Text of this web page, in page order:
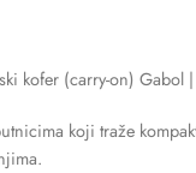
kofer (carry-on)
koji traže